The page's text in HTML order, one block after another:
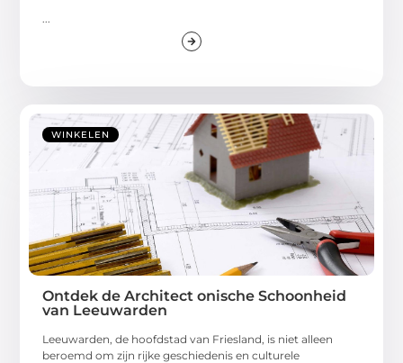
WINKELEN
Ontdek de Architect onische Schoonheid
van Leeuwarden
Leeuwarden, de hoofdstad van Friesland, is niet alleen
beroemd om zijn rijke geschiedenis en culturele